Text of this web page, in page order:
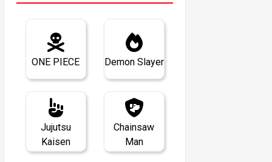
ONE PIECE Demon Slayer
Jujutsu
Kaisen
Chainsaw
Man